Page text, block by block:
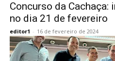
Concurso da
no dia 21 de fevereiro
editor1 - 16 de fevereiro de 2024